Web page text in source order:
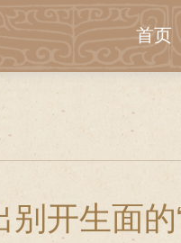
首页
开生面